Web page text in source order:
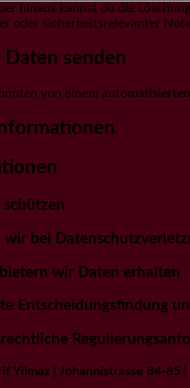
hinaus kannst du die
oder sicherheitsrelevanter
senden
von einem
bei
wir Daten erhalten
Entscheidungsfindung
Yilmaz | Johannistrasse 84-85